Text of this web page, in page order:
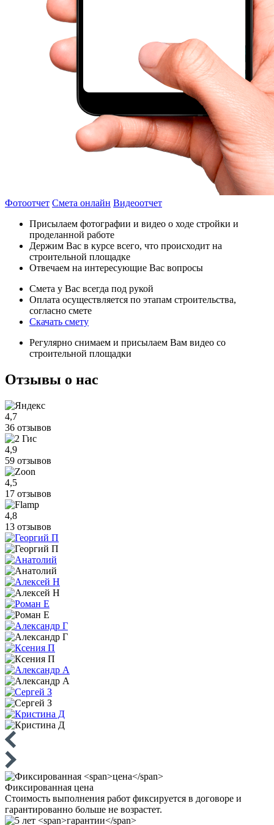
Фотоотчет Смета онлайн Видеоотчет
Присылаем фотографии и видео о ходе стройки и
проделанной работе
Держим Вас в курсе всего, что происходит на
строительной площадке
Отвечаем на интересующие Вас вопросы
Смета у Вас всегда под рукой
Оплата осуществляется по этапам строительства,
согласно смете
Скачать смету
Регулярно снимаем и присылаем Вам видео со
строительной площадки
Отзывы о нас
4,7
36 отзывов
4,9
59 отзывов
4,5
17 отзывов
4,8
13 отзывов
Фиксированная цена
Стоимость выполнения работ фиксируется в договоре и
гарантированно больше не возрастет.